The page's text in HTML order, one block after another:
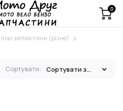
0
Інші запчастини (різне)
Сортувати: